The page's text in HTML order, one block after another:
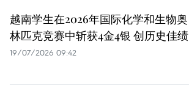
越南学生在2026年国际化学和生物奥
林匹克竞赛中斩获4金4银 创历史佳绩
19/07/2026 09:42